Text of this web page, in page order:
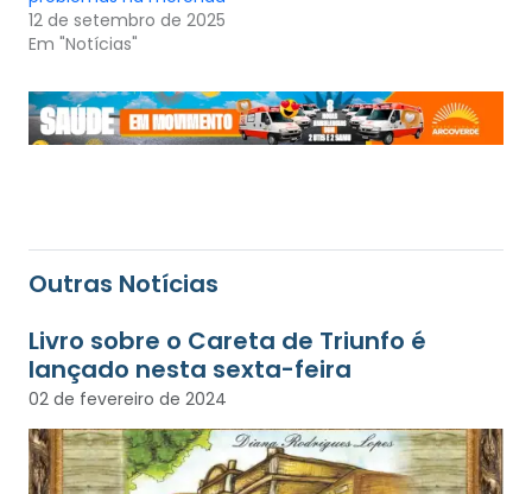
12 de setembro de 2025
Em "Notícias"
Outras Notícias
Livro sobre o Careta de Triunfo é
lançado nesta sexta-feira
02 de fevereiro de 2024